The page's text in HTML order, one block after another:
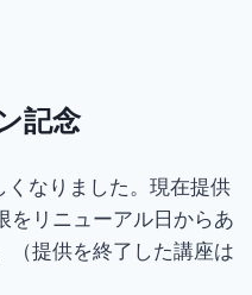
記念
くなりました。現在提供
をリニューアル日からあ
（提供を終了した講座は